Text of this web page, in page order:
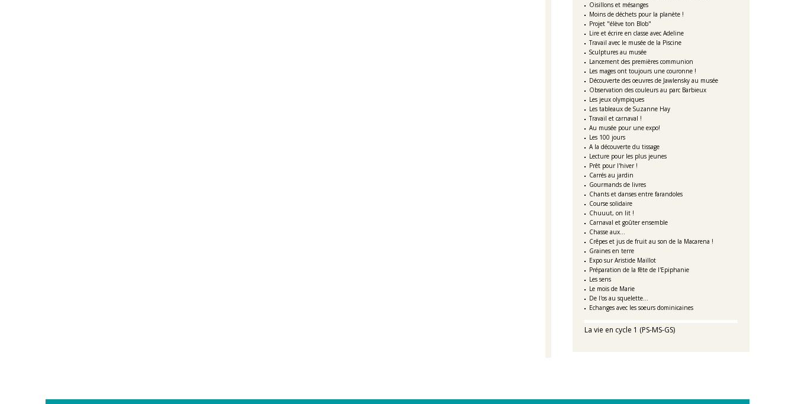
Oisillons et mésanges
Moins de déchets pour la planète !
Projet "élève ton Blob"
Lire et écrire en classe avec Adeline
Travail avec le musée de la Piscine
Sculptures au musée
Lancement des premières communion
Les mages ont toujours une couronne !
Découverte des oeuvres de Jawlensky au musée
Observation des couleurs au parc Barbieux
Les jeux olympiques
Les tableaux de Suzanne Hay
Travail et carnaval !
Au musée pour une expo!
Les 100 jours
A la découverte du tissage
Lecture pour les plus jeunes
Prêt pour l'hiver !
Carrés au jardin
Gourmands de livres
Chants et danses entre farandoles
Course solidaire
Chuuut, on lit !
Carnaval et goûter ensemble
Chasse aux...
Crêpes et jus de fruit au son de la Macarena !
Graines en terre
Expo sur Aristide Maillot
Préparation de la fête de l'Epiphanie
Les sens
Le mois de Marie
De l'os au squelette...
Echanges avec les soeurs dominicaines
La vie en cycle 1 (PS-MS-GS)